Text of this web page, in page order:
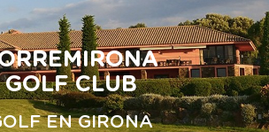
GOLF CLUB
EN GIRONA